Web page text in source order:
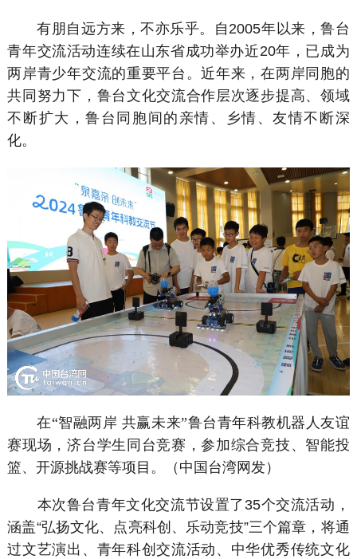
有朋自远方来，不亦乐乎。自2005年以来，鲁台
青年交流活动连续在山东省成功举办近20年，已成为
两岸青少年交流的重要平台。近年来，在两岸同胞的
共同努力下，鲁台文化交流合作层次逐步提高、领域
不断扩大，鲁台同胞间的亲情、乡情、友情不断深
化。
在“智融两岸 共赢未来”鲁台青年科教机器人友谊
赛现场，济台学生同台竞赛，参加综合竞技、智能投
篮、开源挑战赛等项目。（中国台湾网发）
本次鲁台青年文化交流节设置了35个交流活动，
涵盖“弘扬文化、点亮科创、乐动竞技”三个篇章，将通
过文艺演出、青年科创交流活动、中华优秀传统文化